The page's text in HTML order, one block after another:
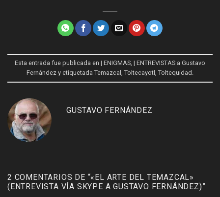
Esta entrada fue publicada en | ENIGMAS | ENTREVISTAS a Gustavo
Fernández y etiquetada Temazcal Toltecayotl Toltequidad
GUSTAVO FERNÁNDEZ
2 COMENTARIOS DE “«EL ARTE DEL TEMAZCAL»
(ENTREVISTA VÍA SKYPE A GUSTAVO FERNÁNDEZ)”